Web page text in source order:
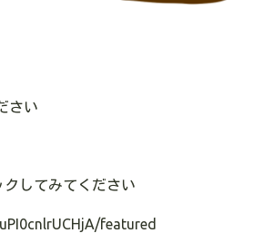
さい
してみてください
featured